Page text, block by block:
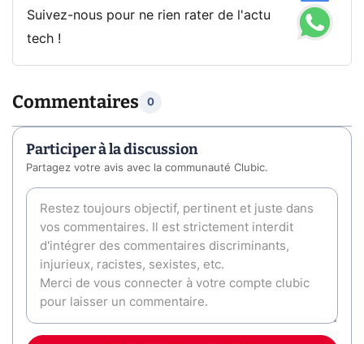
Suivez-nous pour ne rien rater de l'actu
tech !
Commentaires 0
Participer à la discussion
Partagez votre avis avec la communauté Clubic.